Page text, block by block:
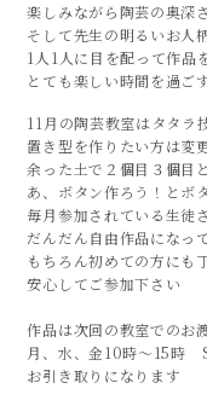
楽しみながら陶芸の奥深
そして先生の明るいお人
1人1人に目を配って作品
とても楽しい時間を過ご
11月の陶芸教室はタタラ
置き型を作りたい方は変
余った土で２個目３個目
あ、ボタン作ろう！とボ
毎月参加されている生徒
だんだん自由作品になっ
もちろん初めての方にも
安心してご参加下さい
作品は次回の教室でのお
月、水、金10時～15時
お引き取りになります